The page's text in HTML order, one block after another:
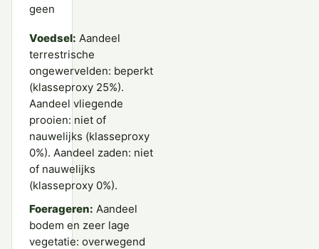
geen
Voedsel: Aandeel
terrestrische
ongewervelden: beperkt
(klasseproxy 25%).
Aandeel vliegende
prooien: niet of
nauwelijks (klasseproxy
0%). Aandeel zaden: niet
of nauwelijks
(klasseproxy 0%).
Foerageren: Aandeel
bodem en zeer lage
vegetatie: overwegend